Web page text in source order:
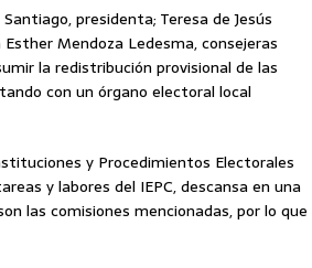
presidenta; Teresa de Jesús
Mendoza Ledesma, consejeras
la redistribución provisional de las
con un órgano electoral local
y Procedimientos Electorales
y labores del IEPC, descansa en una
las comisiones mencionadas, por lo que